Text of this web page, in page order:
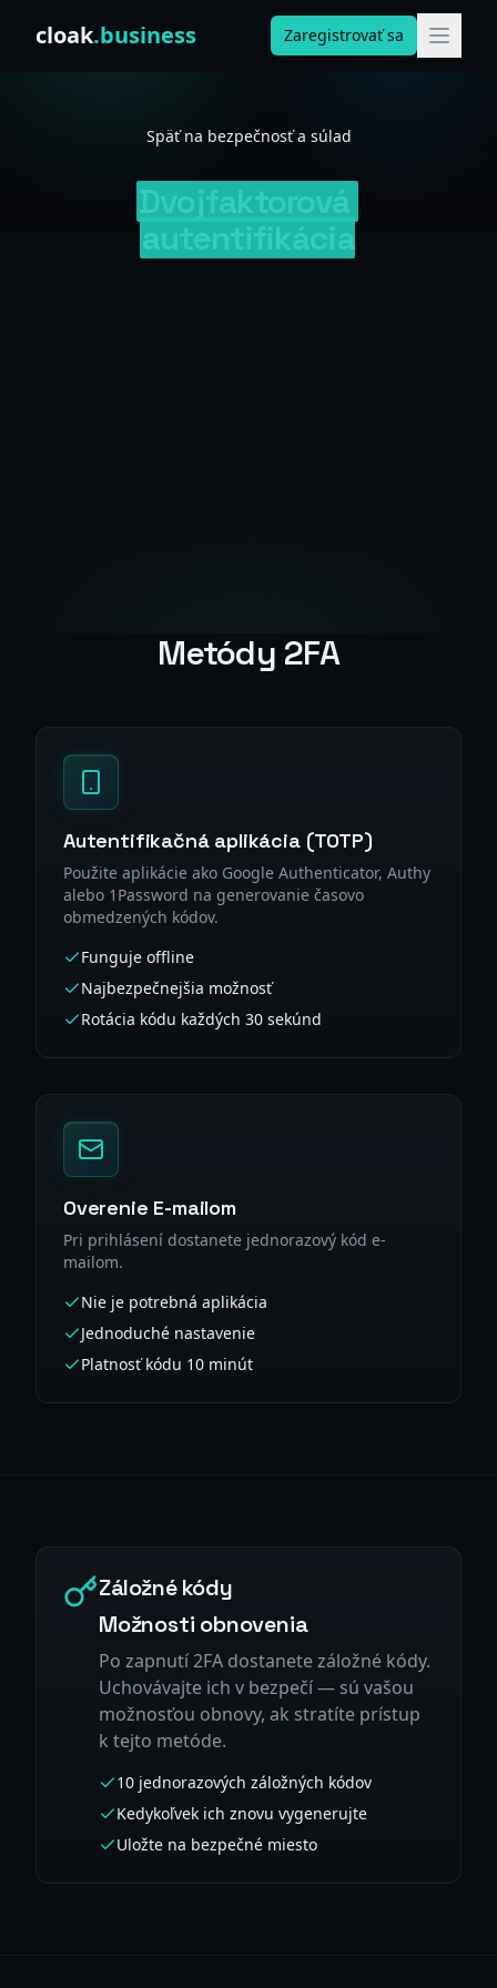
cloak.business Zaregistrovať sa
Späť na bezpečnosť a súlad
Metódy 2FA
Autentifikačná aplikácia (TOTP)
Použite aplikácie ako Google Authenticator, Authy
alebo 1Password na generovanie časovo
obmedzených kódov.
Funguje offline
Najbezpečnejšia možnosť
Rotácia kódu každých 30 sekúnd
Overenie E-mailom
Pri prihlásení dostanete jednorazový kód e-
mailom.
Nie je potrebná aplikácia
Jednoduché nastavenie
Platnosť kódu 10 minút
Záložné kódy
Možnosti obnovenia
Po zapnutí 2FA dostanete záložné kódy.
Uchovávajte ich v bezpečí — sú vašou
možnosťou obnovy, ak stratíte prístup
k tejto metóde.
10 jednorazových záložných kódov
Kedykoľvek ich znovu vygenerujte
Uložte na bezpečné miesto